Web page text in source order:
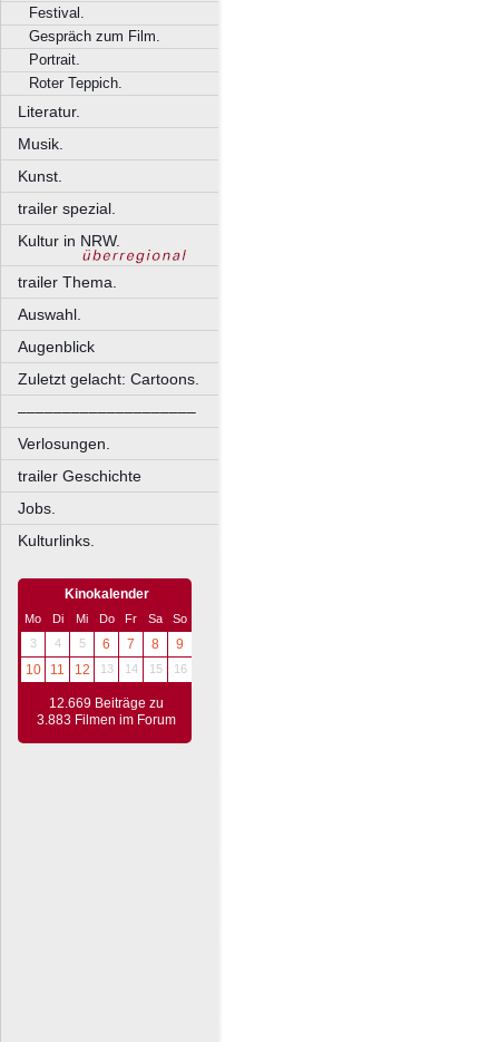
Festival.
Gespräch zum Film.
Portrait.
Roter Teppich.
Literatur.
Musik.
Kunst.
trailer spezial.
Kultur in NRW.
trailer Thema.
Auswahl.
Augenblick
Zuletzt gelacht: Cartoons.
––––––––––––––––––––
Verlosungen.
trailer Geschichte
Jobs.
Kulturlinks.
Kinokalender
Mo Di Mi Do Fr Sa
So
3
4 5 6 7 8
9
10
11 12 13 14 15 16
12.669 Beiträge zu
3.883 Filmen im Forum